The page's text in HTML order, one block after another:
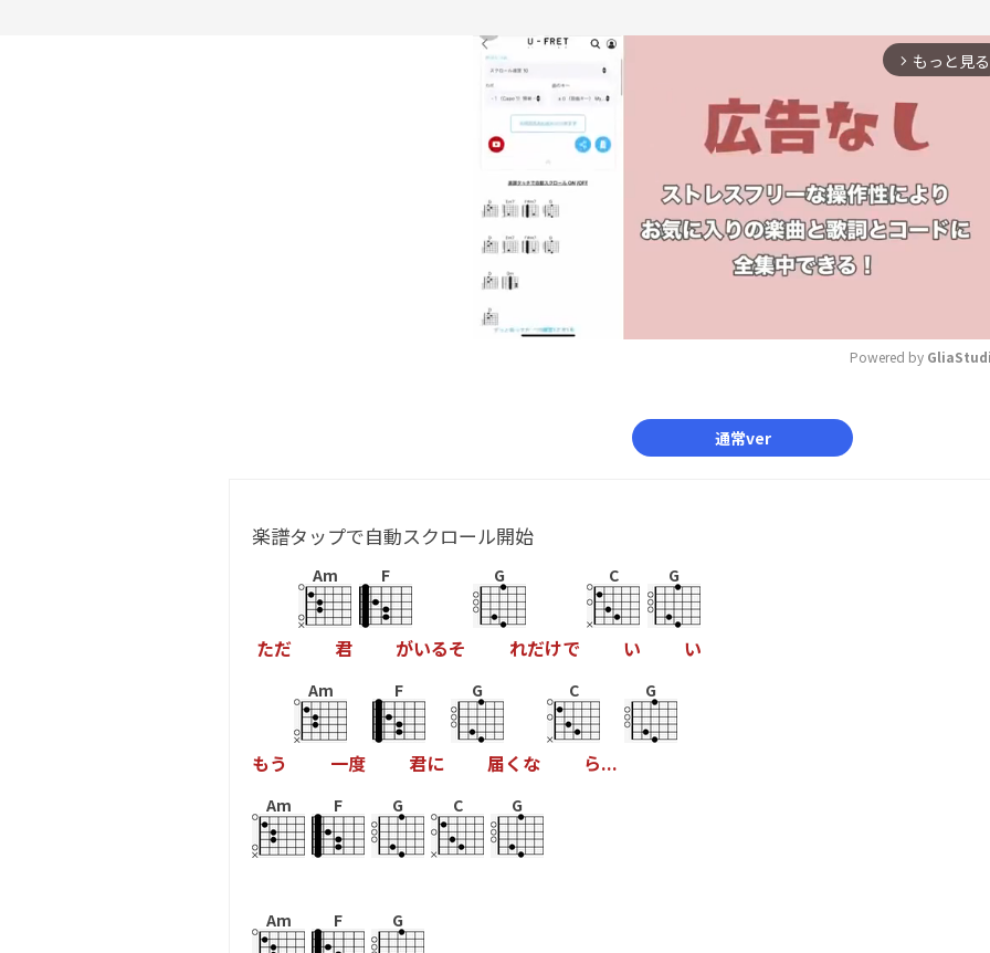
arrow_forward_ios もっと見る
Powered by
通常ver
楽譜タップで自動スクロール開始
ただ
Am
君
F
がいるそ
G
れだけで
C
い
G
い
もう
Am
一度
F
君に
G
届く な
C
ら...
G
Am F G C G
Am F G